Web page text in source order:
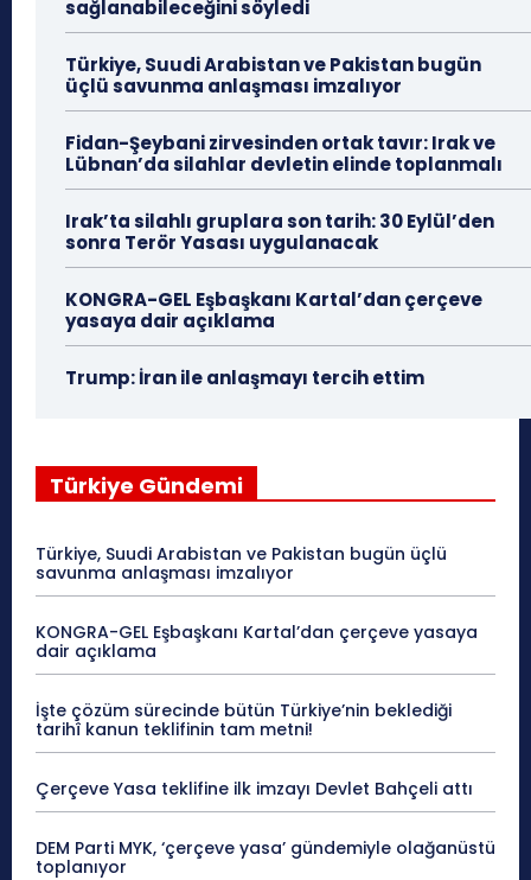
sağlanabileceğini söyledi
Türkiye, Suudi Arabistan ve Pakistan bugün
üçlü savunma anlaşması imzalıyor
Fidan-Şeybani zirvesinden ortak tavır: Irak ve
Lübnan’da silahlar devletin elinde toplanmalı
Irak’ta silahlı gruplara son tarih: 30 Eylül’den
sonra Terör Yasası uygulanacak
KONGRA-GEL Eşbaşkanı Kartal’dan çerçeve
yasaya dair açıklama
Trump: İran ile anlaşmayı tercih ettim
Türkiye Gündemi
Türkiye, Suudi Arabistan ve Pakistan bugün üçlü
savunma anlaşması imzalıyor
KONGRA-GEL Eşbaşkanı Kartal’dan çerçeve yasaya
dair açıklama
İşte çözüm sürecinde bütün Türkiye’nin beklediği
tarihî kanun teklifinin tam metni!
Çerçeve Yasa teklifine ilk imzayı Devlet Bahçeli attı
DEM Parti MYK, ‘çerçeve yasa’ gündemiyle olağanüstü
toplanıyor